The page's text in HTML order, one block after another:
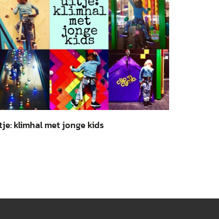
klimhal met jonge kids